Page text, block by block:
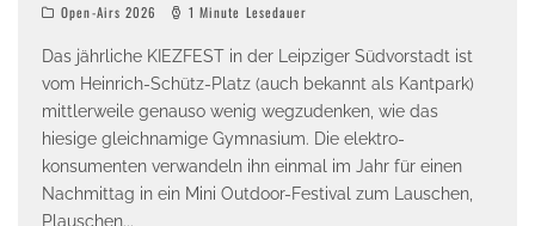
Open-Airs 2026 1 Minute Lesedauer
Das jährliche KIEZFEST in der Leipziger Südvorstadt ist
vom Heinrich-Schütz-Platz (auch bekannt als Kantpark)
mittlerweile genauso wenig wegzudenken, wie das
hiesige gleichnamige Gymnasium. Die elektro-
konsumenten verwandeln ihn einmal im Jahr für einen
Nachmittag in ein Mini Outdoor-Festival zum Lauschen,
Plauschen...